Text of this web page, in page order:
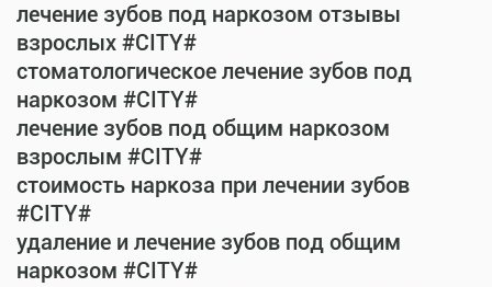
лечение зубов под наркозом отзывы
взрослых #CITY#
стоматологическое лечение зубов под
наркозом #CITY#
лечение зубов под общим наркозом
взрослым #CITY#
стоимость наркоза при лечении зубов
#CITY#
удаление и лечение зубов под общим
наркозом #CITY#